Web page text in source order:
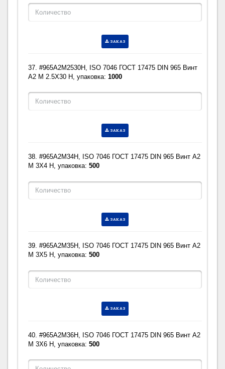
ЗАКАЗ
37. #965A2M2530H, ISO 7046 ГОСТ 17475 DIN 965 Винт
A2 M 2.5X30 H, упаковка:1000
ЗАКАЗ
38. #965A2M34H, ISO 7046 ГОСТ 17475 DIN 965 Винт A2
M 3X4 H, упаковка:500
ЗАКАЗ
39. #965A2M35H, ISO 7046 ГОСТ 17475 DIN 965 Винт A2
M 3X5 H, упаковка:500
ЗАКАЗ
40. #965A2M36H, ISO 7046 ГОСТ 17475 DIN 965 Винт A2
M 3X6 H, упаковка:500